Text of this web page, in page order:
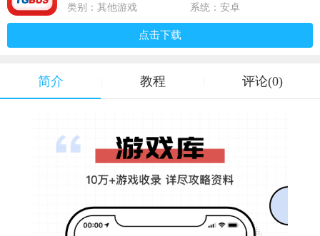
类别：其他游戏
系统：安卓
点击下载
简介 教程 评论(0)